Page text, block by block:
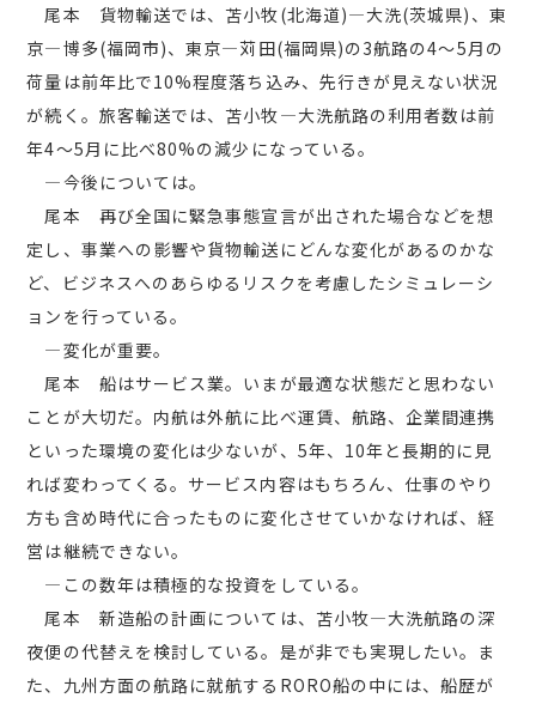
尾本 貨物輸送では、苫小牧(北海道)―大洗(茨城県)、東
京―博多(福岡市)、東京―苅田(福岡県)の3航路の4～5月の
荷量は前年比で10%程度落ち込み、先行きが見えない状況
が続く。旅客輸送では、苫小牧―大洗航路の利用者数は前
年4～5月に比べ80%の減少になっている。
―今後については。
尾本 再び全国に緊急事態宣言が出された場合などを想
定し、事業への影響や貨物輸送にどんな変化があるのかな
ど、ビジネスへのあらゆるリスクを考慮したシミュレーシ
ョンを行っている。
―変化が重要。
尾本 船はサービス業。いまが最適な状態だと思わない
ことが大切だ。内航は外航に比べ運賃、航路、企業間連携
といった環境の変化は少ないが、5年、10年と長期的に見
れば変わってくる。サービス内容はもちろん、仕事のやり
方も含め時代に合ったものに変化させていかなければ、経
営は継続できない。
―この数年は積極的な投資をしている。
尾本 新造船の計画については、苫小牧―大洗航路の深
夜便の代替えを検討している。是が非でも実現したい。ま
た、九州方面の航路に就航するRORO船の中には、船歴が